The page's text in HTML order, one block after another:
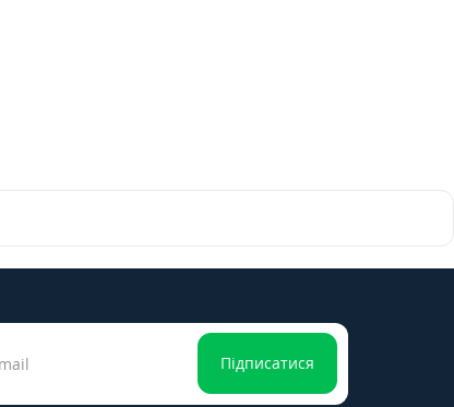
Підписатися